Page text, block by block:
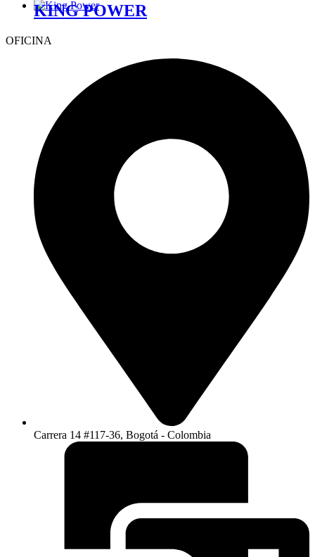
KING POWER
OFICINA
Carrera 14 #117-36, Bogotá - Colombia